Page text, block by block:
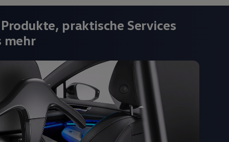
praktische Services
mehr